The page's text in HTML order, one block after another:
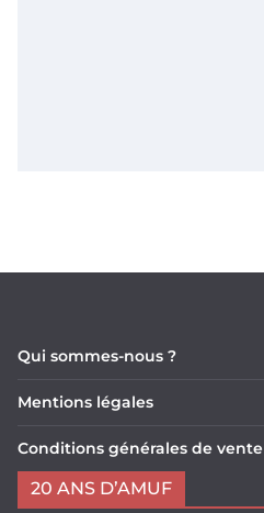
Qui sommes-nous ?
Mentions légales
Conditions générales de vente
20 ANS D’AMUF